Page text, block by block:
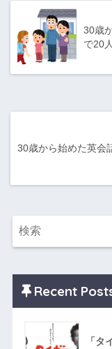
30歳
で20
30歳から始めた英
Recent
「